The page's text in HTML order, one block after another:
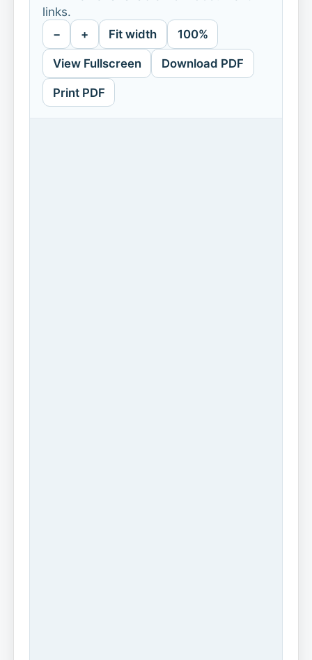
links.
− + Fit width 100%
View Fullscreen Download PDF
Print PDF